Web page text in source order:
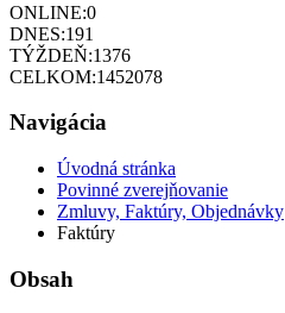
ONLINE:0
DNES:191
TÝŽDEŇ:1376
CELKOM:1452078
Navigácia
Úvodná stránka
Povinné zverejňovanie
Zmluvy, Faktúry, Objednávky
Faktúry
Obsah